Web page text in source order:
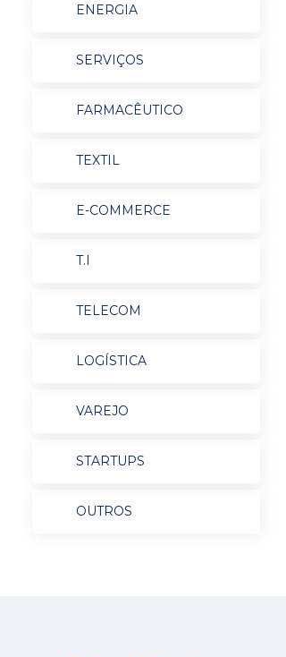
ENERGIA
SERVIÇOS
FARMACÊUTICO
TEXTIL
E-COMMERCE
T.I
TELECOM
LOGÍSTICA
VAREJO
STARTUPS
OUTROS